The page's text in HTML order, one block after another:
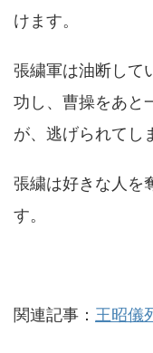
けます。
張繍軍は油断して
功し、曹操をあと
が、逃げられてし
張繍は好きな人を
す。
関連記事： 王昭儀